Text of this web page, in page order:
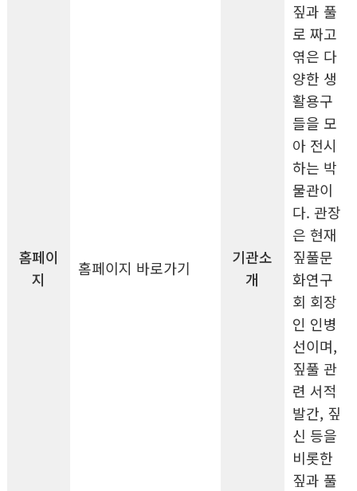
홈페이
지
홈페이지 바로가기
기관소
개
짚과 풀
로 짜고
엮은 다
양한 생
활용구
들을 모
아 전시
하는 박
물관이
다. 관장
은 현재
짚풀문
화연구
회 회장
인 인병
선이며,
짚풀 관
련 서적
발간, 짚
신 등을
비롯한
짚과 풀